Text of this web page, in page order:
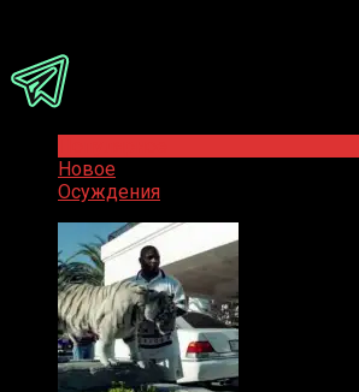
Новое
Осуждения